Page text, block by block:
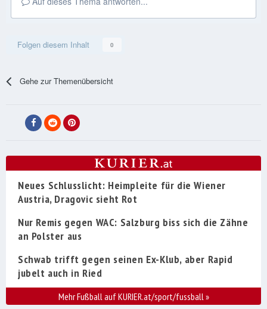
Folgen diesem Inhalt 0
Gehe zur Themenübersicht
Neues Schlusslicht: Heimpleite für die Wiener
Austria, Dragovic sieht Rot
Nur Remis gegen WAC: Salzburg biss sich die Zähne
an Polster aus
Schwab trifft gegen seinen Ex-Klub, aber Rapid
jubelt auch in Ried
Mehr Fußball auf KURIER.at/sport/fussball»